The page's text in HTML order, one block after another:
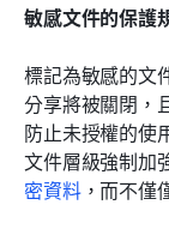
敏感文件的保護
標記為敏感的
分享將被關閉，
防止未授權的使
文件層級強制加
密資料，而不僅